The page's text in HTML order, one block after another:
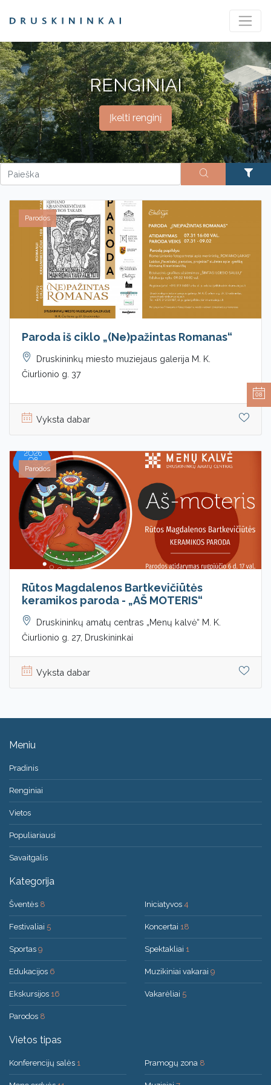
RENGINIAI
Įkelti renginį
Parodos
Paroda iš ciklo „(Ne)pažintas Romanas“
Druskininkų miesto muziejaus galerija M. K.
Čiurlionio g. 37
Vyksta dabar
Parodos
Rūtos Magdalenos Bartkevičiūtės
keramikos paroda - „AŠ MOTERIS“
Druskininkų amatų centras „Menų kalvė“ M. K.
Čiurlionio g. 27, Druskininkai
Vyksta dabar
Meniu
Pradinis
Renginiai
Vietos
Populiariausi
Savaitgalis
Kategorija
Šventės 8
Festivaliai 5
Sportas 9
Edukacijos 6
Ekskursijos 16
Parodos 8
Iniciatyvos 4
Koncertai 18
Spektakliai 1
Muzikiniai vakarai 9
Vakarėliai 5
Vietos tipas
Konferencijų salės 1 Pramogų zona 8
08